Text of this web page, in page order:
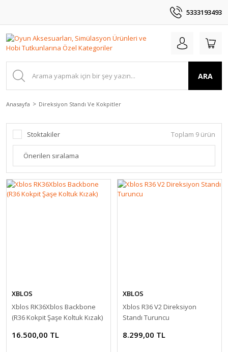
5333193493
ARA
Anasayfa Direksiyon Standı Ve Kokpitler
Stoktakiler Toplam 9 ürün
XBLOS
Xblos RK36Xblos Backbone
(R36 Kokpit Şaşe Koltuk Kızak)
16.500,00 TL
XBLOS
Xblos R36 V2 Direksiyon
Standı Turuncu
8.299,00 TL